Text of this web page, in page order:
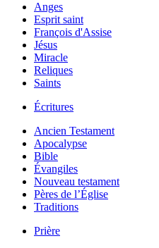
Anges
Esprit saint
François d'Assise
Jésus
Miracle
Reliques
Saints
Écritures
Ancien Testament
Apocalypse
Bible
Évangiles
Nouveau testament
Pères de l’Église
Traditions
Prière